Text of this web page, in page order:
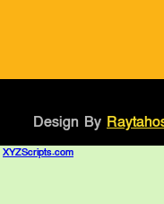
Design By
XYZScripts.com